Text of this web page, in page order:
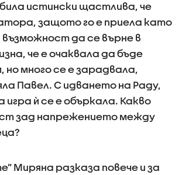
истински щастлива, че
защото го е приела като
да се върне в
че е очаквала да бъде
много се е зарадвала,
Павел. С идването на Раду,
игра ѝ се е объркала. Какво
зад напрежението между
Миряна разказа повече и за